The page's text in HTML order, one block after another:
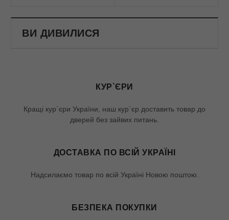
ВИ ДИВИЛИСЯ
КУР`ЄРИ
Кращі кур`єри України, наш кур`єр доставить товар до
дверей без зайвих питань.
ДОСТАВКА ПО ВСІЙ УКРАЇНІ
Надсилаємо товар по всій Україні Новою поштою.
БЕЗПЕКА ПОКУПКИ